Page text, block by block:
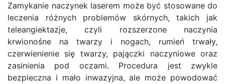
Zamykanie naczynek laserem może być stosowane do
leczenia różnych problemów skórnych, takich jak
teleangiektazje, czyli rozszerzone naczynia
krwionośne na twarzy i nogach, rumień trwały,
czerwienienie się twarzy, pajączki naczyniowe oraz
zasinienia pod oczami. Procedura jest zwykle
bezpieczna i mało inwazyjna, ale może powodować